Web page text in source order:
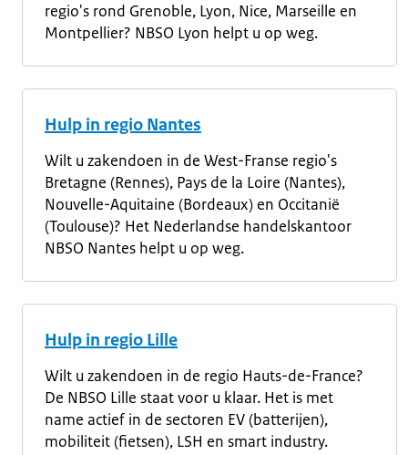
regio's rond Grenoble, Lyon, Nice, Marseille en
Montpellier? NBSO Lyon helpt u op weg.
Hulp in regio Nantes
Wilt u zakendoen in de West-Franse regio's
Bretagne (Rennes), Pays de la Loire (Nantes),
Nouvelle-Aquitaine (Bordeaux) en Occitanië
(Toulouse)? Het Nederlandse handelskantoor
NBSO Nantes helpt u op weg.
Hulp in regio Lille
Wilt u zakendoen in de regio Hauts-de-France?
De NBSO Lille staat voor u klaar. Het is met
name actief in de sectoren EV (batterijen),
mobiliteit (fietsen), LSH en smart industry.